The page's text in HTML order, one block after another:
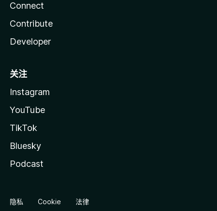
Connect
Contribute
Developer
关注
Instagram
YouTube
TikTok
Bluesky
Podcast
隐私 Cookie 法律